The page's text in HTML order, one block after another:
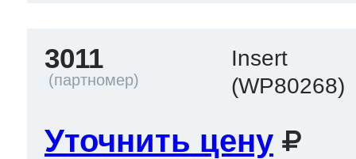
3011
Insert
(WP80268)
Уточнить цену